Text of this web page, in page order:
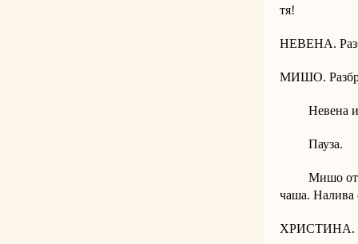
тя!
НЕВЕНА.
МИШО.
Невена
Пауза.
Мишо
чаша. Налива
ХРИСТИНА.